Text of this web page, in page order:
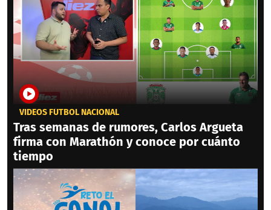
VIDEOS FÚTBOL NACIONAL
Tras semanas de rumores, Carlos Argueta
firma con Marathón y conoce por cuánto
tiempo